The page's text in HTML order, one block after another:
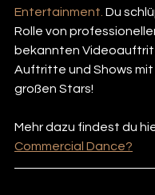
Entertainment. Du
Rolle von
bekannten
Auftritte und Shows mit
großen Stars!
Mehr dazu findest du
Commercial Dance?